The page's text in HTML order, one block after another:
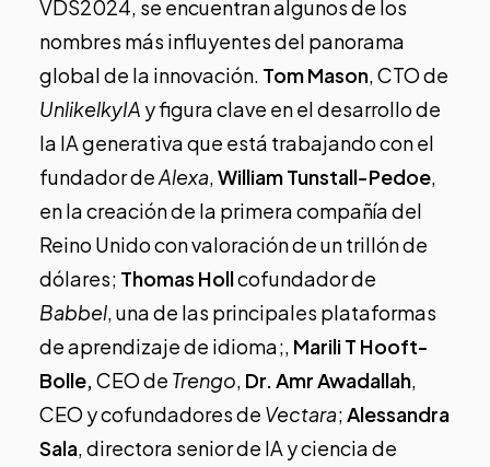
VDS2024, se encuentran algunos de los
nombres más influyentes del panorama
global de la innovación. Tom Mason, CTO de
UnlikelkyIA y figura clave en el desarrollo de
la IA generativa que está trabajando con el
fundador deAlexa,William Tunstall-Pedoe,
en la creación de la primera compañía del
Reino Unido con valoración de un trillón de
dólares; Thomas Hollcofundador de
Babbel, una de las principales plataformas
de aprendizaje de idioma;, Marili T Hooft-
Bolle,CEO de Trengo, Dr. Amr Awadallah,
CEO y cofundadores de Vectara;Alessandra
Sala, directora senior de IA y ciencia de